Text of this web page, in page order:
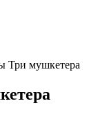
Три мушкетера